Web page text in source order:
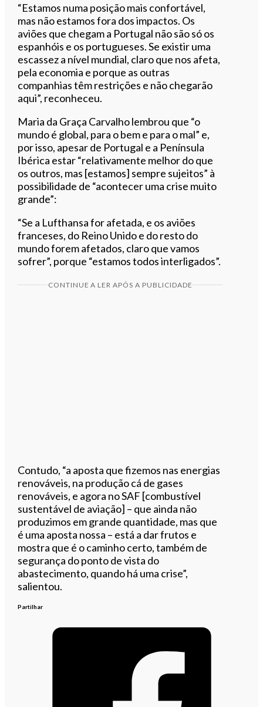
“Estamos numa posição mais confortável,
mas não estamos fora dos impactos. Os
aviões que chegam a Portugal não são só os
espanhóis e os portugueses. Se existir uma
escassez a nível mundial, claro que nos afeta,
pela economia e porque as outras
companhias têm restrições e não chegarão
aqui”, reconheceu.
Maria da Graça Carvalho lembrou que “o
mundo é global, para o bem e para o mal” e,
por isso, apesar de Portugal e a Península
Ibérica estar “relativamente melhor do que
os outros, mas [estamos] sempre sujeitos” à
possibilidade de “acontecer uma crise muito
grande”:
“Se a Lufthansa for afetada, e os aviões
franceses, do Reino Unido e do resto do
mundo forem afetados, claro que vamos
sofrer”, porque “estamos todos interligados”.
CONTINUE A LER APÓS A PUBLICIDADE
Contudo, “a aposta que fizemos nas energias
renováveis, na produção cá de gases
renováveis, e agora no SAF [combustível
sustentável de aviação] – que ainda não
produzimos em grande quantidade, mas que
é uma aposta nossa – está a dar frutos e
mostra que é o caminho certo, também de
segurança do ponto de vista do
abastecimento, quando há uma crise”,
salientou.
Partilhar